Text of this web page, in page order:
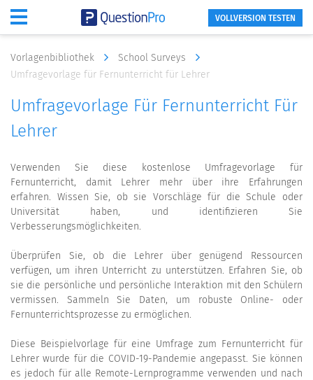
VOLLVERSION TESTEN
Vorlagenbibliothek
School Surveys
Umfragevorlage für Fernunterricht für Lehrer
Umfragevorlage Für Fernunterricht Für
Lehrer
Verwenden Sie diese kostenlose Umfragevorlage für
Fernunterricht, damit Lehrer mehr über ihre Erfahrungen
erfahren. Wissen Sie, ob sie Vorschläge für die Schule oder
Universität haben, und identifizieren Sie
Verbesserungsmöglichkeiten.
Überprüfen Sie, ob die Lehrer über genügend Ressourcen
verfügen, um ihren Unterricht zu unterstützen. Erfahren Sie, ob
sie die persönliche und persönliche Interaktion mit den Schülern
vermissen. Sammeln Sie Daten, um robuste Online- oder
Fernunterrichtsprozesse zu ermöglichen.
Diese Beispielvorlage für eine Umfrage zum Fernunterricht für
Lehrer wurde für die COVID-19-Pandemie angepasst. Sie können
es jedoch für alle Remote-Lernprogramme verwenden und nach